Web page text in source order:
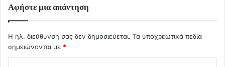
Αφήστε μια απάντηση
Η ηλ. διεύθυνση σας δεν δημοσιεύεται. Τα υποχρεωτικά πεδία
σημειώνονται με *